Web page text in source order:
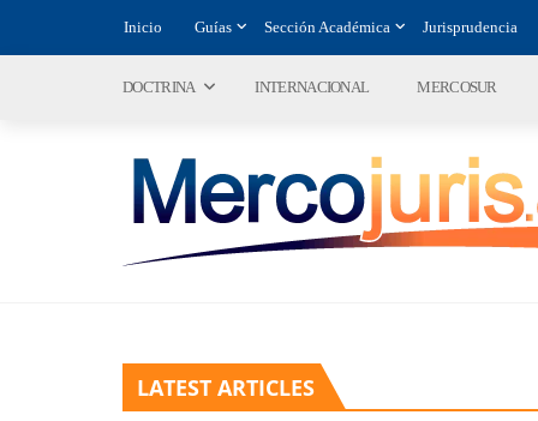
Inicio Guías Sección Académica Jurisprudencia
DOCTRINA INTERNACIONAL MERCOSUR
LATEST ARTICLES